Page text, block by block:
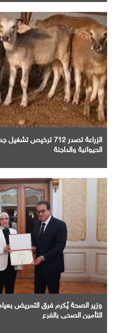
الزراعة تصدر 712
الحيوانية والداجنة
وزير الصحة يُكرم فرق التمريض
التأمين الصحى بالفرع